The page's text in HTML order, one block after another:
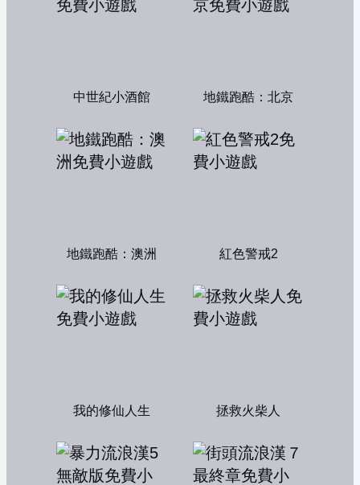
中世紀小酒館 地鐵跑酷：北京
地鐵跑酷：澳洲 紅色警戒2
我的修仙人生 拯救火柴人